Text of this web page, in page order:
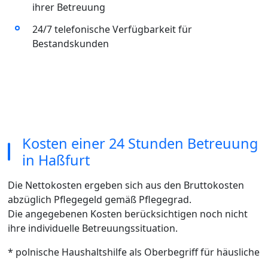
ihrer Betreuung
24/7 telefonische Verfügbarkeit für
Bestandskunden
Kosten einer 24 Stunden Betreuung
in Haßfurt
Die Nettokosten ergeben sich aus den Bruttokosten
abzüglich Pflegegeld gemäß Pflegegrad.
Die angegebenen Kosten berücksichtigen noch nicht
ihre individuelle Betreuungssituation.
* polnische Haushaltshilfe als Oberbegriff für häusliche